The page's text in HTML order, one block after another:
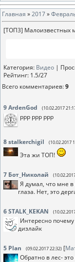
Главная »2017»
[ТОП3] Малоизвестных
Категория: Видео |
Рейтинг: 1.5/27
Всего комментариев:9
9ArdenGod (10.02.2017
ррр ррр ррр
8stalkerchigil (10.02.2017
Эта жи ТОП!
7 Бот_Николай
Я думал, что мне
глаза. Нет, это
6STALK_KEKAN
Интересно
дизлайк
5 Plan (09.02.2017 22:32) [
Обратно в лес-